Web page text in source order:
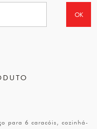
OK
para 6 caracóis, cozinhá-